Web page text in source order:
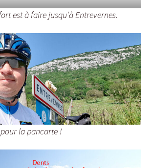
est à faire jusqu’à Entrevernes.
la pancarte !